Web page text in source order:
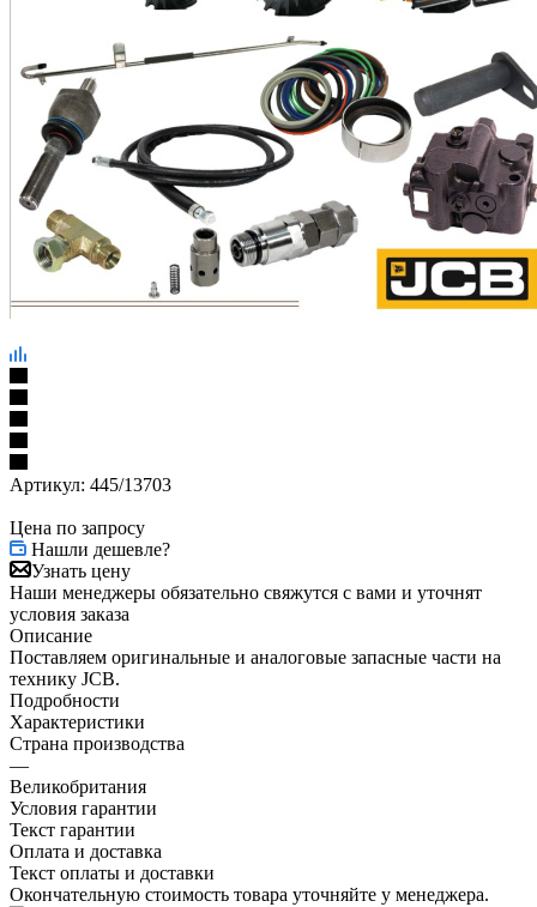
Артикул: 445/13703
Цена по запросу
Нашли дешевле?
Узнать цену
Наши менеджеры обязательно свяжутся с вами и уточнят
условия заказа
Описание
Поставляем оригинальные и аналоговые запасные части на
технику JCB.
Подробности
Характеристики
Страна производства
—
Великобритания
Условия гарантии
Текст гарантии
Оплата и доставка
Текст оплаты и доставки
Окончательную стоимость товара уточняйте у менеджера.